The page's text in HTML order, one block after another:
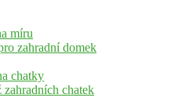
míru
zahradní domek
chatky
zahradních chatek